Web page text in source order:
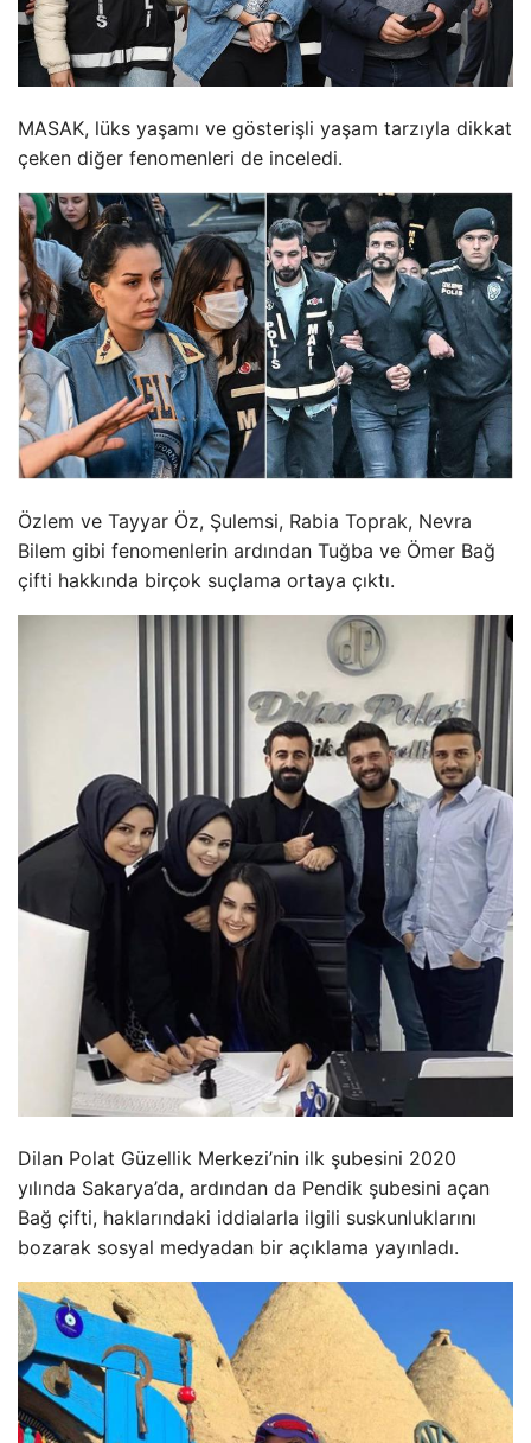
MASAK, lüks yaşamı ve gösterişli yaşam tarzıyla dikkat
çeken diğer fenomenleri de inceledi.
Özlem ve Tayyar Öz, Şulemsi, Rabia Toprak, Nevra
Bilem gibi fenomenlerin ardından Tuğba ve Ömer Bağ
çifti hakkında birçok suçlama ortaya çıktı.
Dilan Polat Güzellik Merkezi’nin ilk şubesini 2020
yılında Sakarya’da, ardından da Pendik şubesini açan
Bağ çifti, haklarındaki iddialarla ilgili suskunluklarını
bozarak sosyal medyadan bir açıklama yayınladı.